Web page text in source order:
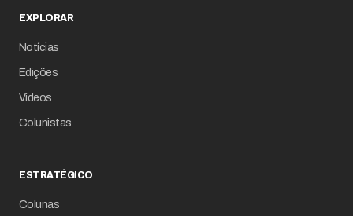
EXPLORAR
Notícias
Edições
Vídeos
Colunistas
ESTRATÉGICO
Colunas